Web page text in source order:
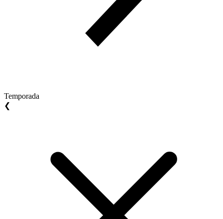
Temporada
❮